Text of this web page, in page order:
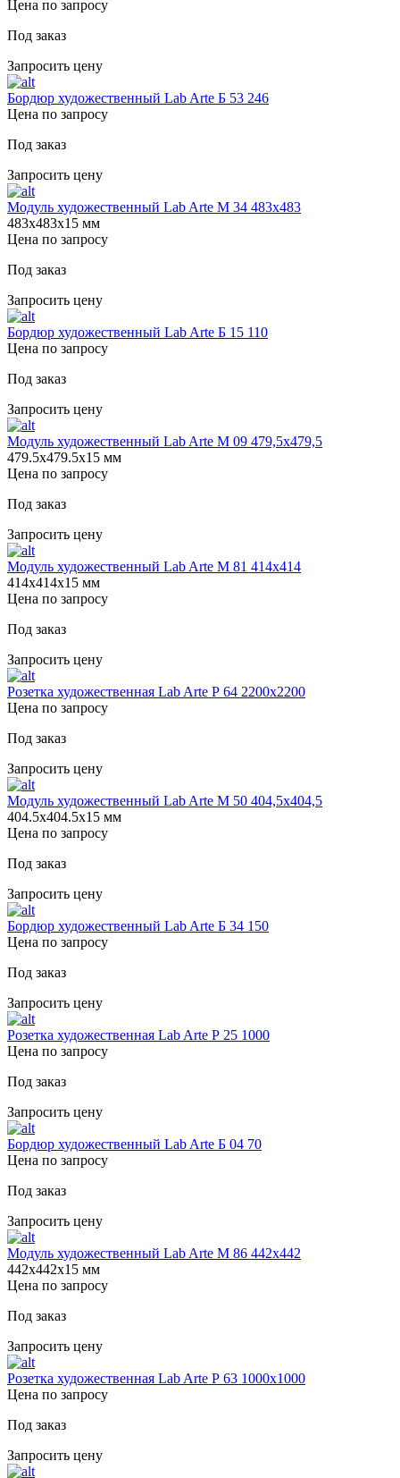
Цена по запросу
Под заказ
Запросить цену
Бордюр художественный Lab Arte Б 53 246
Цена по запросу
Под заказ
Запросить цену
Модуль художественный Lab Arte М 34 483х483
483х483х15 мм
Цена по запросу
Под заказ
Запросить цену
Бордюр художественный Lab Arte Б 15 110
Цена по запросу
Под заказ
Запросить цену
Модуль художественный Lab Arte М 09 479,5х479,5
479.5х479.5х15 мм
Цена по запросу
Под заказ
Запросить цену
Модуль художественный Lab Arte М 81 414х414
414х414х15 мм
Цена по запросу
Под заказ
Запросить цену
Розетка художественная Lab Arte Р 64 2200х2200
Цена по запросу
Под заказ
Запросить цену
Модуль художественный Lab Arte М 50 404,5х404,5
404.5х404.5х15 мм
Цена по запросу
Под заказ
Запросить цену
Бордюр художественный Lab Arte Б 34 150
Цена по запросу
Под заказ
Запросить цену
Розетка художественная Lab Arte Р 25 1000
Цена по запросу
Под заказ
Запросить цену
Бордюр художественный Lab Arte Б 04 70
Цена по запросу
Под заказ
Запросить цену
Модуль художественный Lab Arte М 86 442х442
442х442х15 мм
Цена по запросу
Под заказ
Запросить цену
Розетка художественная Lab Arte Р 63 1000х1000
Цена по запросу
Под заказ
Запросить цену